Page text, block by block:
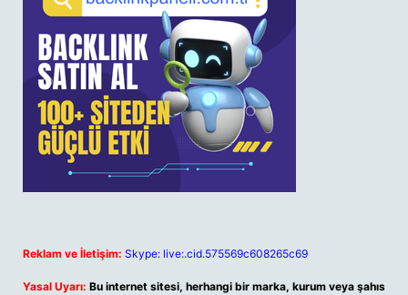
Reklam ve İletişim: Skype: live:.cid.575569c608265c69
Yasal Uyarı: Bu internet sitesi, herhangi bir marka, kurum veya şahıs